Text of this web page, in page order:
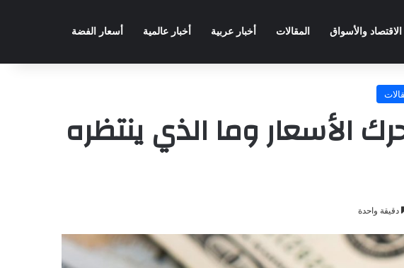
الاقتصاد والأسواق المقالات أخبار عربية أخبار عالمية أسعار الفضة
الأسعار وما الذي ينتظره
دقيقة واحدة